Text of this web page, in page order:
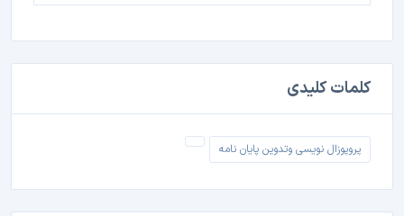
کلمات کلیدی
پروپوزال نویسی وتدوین پایان نامه